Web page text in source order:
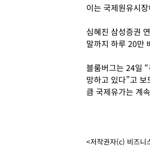
이는 국제원유시
심혜진 삼성증권
말까지 하루 20만
블룸버그는 24일
망하고 있다”고
큼 국제유가는 계
<저작권자(c) 비즈니